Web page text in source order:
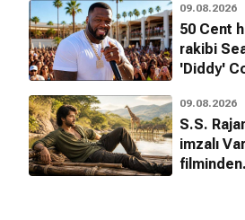
Cinema
girişimini
09.08.2026
50 Cent
rakibi
'Diddy'
09.08.2026
S.S.
imzalı
filminden